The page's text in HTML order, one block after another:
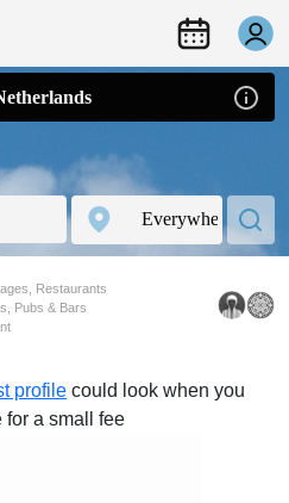
Restaurants
Pubs & Bars
profile could look when you
for a small fee